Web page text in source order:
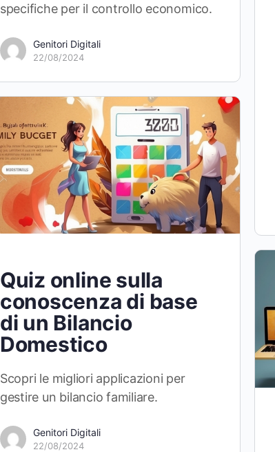
specifiche per il controllo economico.
Genitori Digitali
22/08/2024
Quiz online sulla
conoscenza di base
di un Bilancio
Domestico
Scopri le migliori applicazioni per
gestire un bilancio familiare.
Genitori Digitali
22/08/2024